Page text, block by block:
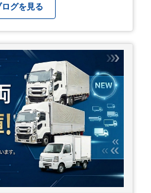
くれぐれもご自愛ください
ログを見る